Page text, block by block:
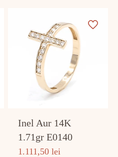
Inel Aur 14K
1.71gr E0140
1.111,50lei